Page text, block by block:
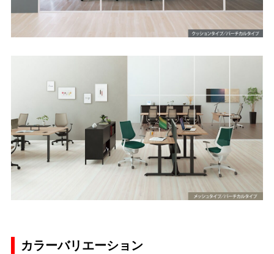
カラーバリエーション